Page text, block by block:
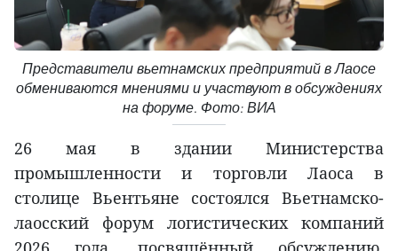
Представители вьетнамских предприятий в Лаосе
обмениваются мнениями и участвуют в обсуждениях
на форуме. Фото: ВИА
26 мая в здании Министерства
промышленности и торговли Лаоса в
столице Вьентьяне состоялся Вьетнамско-
лаосский форум логистических компаний